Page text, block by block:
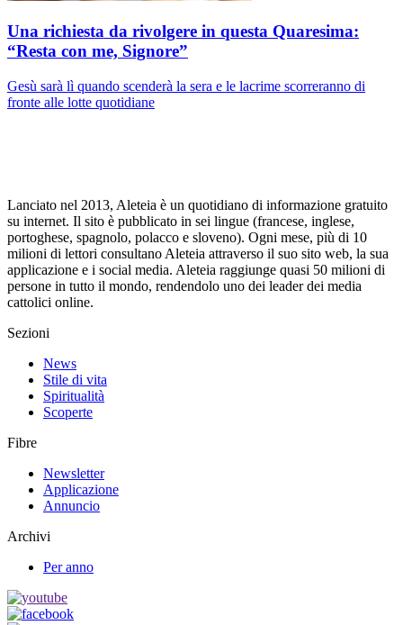
Una richiesta da rivolgere in questa Quaresima:
“Resta con me, Signore”
Gesù sarà lì quando scenderà la sera e le lacrime scorreranno di
fronte alle lotte quotidiane
Lanciato nel 2013, Aleteia è un quotidiano di informazione gratuito
su internet. Il sito è pubblicato in sei lingue (francese, inglese,
portoghese, spagnolo, polacco e sloveno). Ogni mese, più di 10
milioni di lettori consultano Aleteia attraverso il suo sito web, la sua
applicazione e i social media. Aleteia raggiunge quasi 50 milioni di
persone in tutto il mondo, rendendolo uno dei leader dei media
cattolici online.
Sezioni
News
Stile di vita
Spiritualità
Scoperte
Fibre
Newsletter
Applicazione
Annuncio
Archivi
Per anno